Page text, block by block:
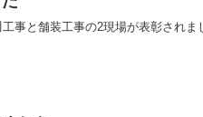
事と舗装工事の2現場が表彰され